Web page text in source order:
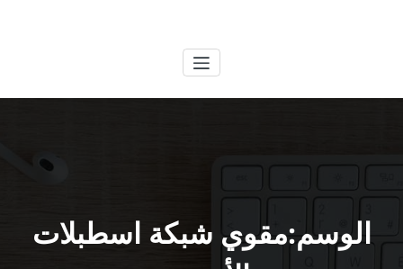
الوسم:مقوي شبكة اسطبلات